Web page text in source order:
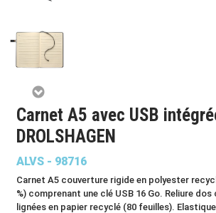
Carnet A5 avec USB
DROLSHAGEN
ALVS - 98716
Carnet A5 couverture rigide en polyester
%) comprenant une clé USB 16 Go. Reliure
lignées en papier recyclé (80 feuilles).